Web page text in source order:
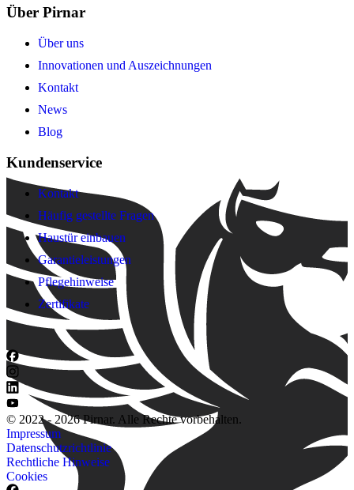
Über Pirnar
Über uns
Innovationen und Auszeichnungen
Kontakt
News
Blog
Kundenservice
Kontakt
Häufig gestellte Fragen
Haustür einbauen
Garantieleistungen
Pflegehinweise
Zertifikate
© 2022 - 2026 Pirnar. Alle Rechte vorbehalten.
Impressum
Datenschutzrichtlinie
Rechtliche Hinweise
Cookies